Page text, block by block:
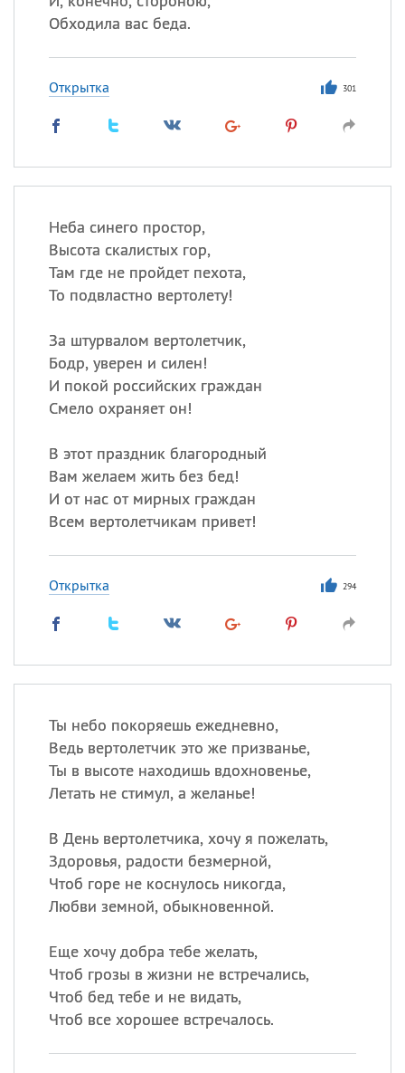
Обходила вас беда.
Открытка 301
Неба синего простор,
Высота скалистых гор,
Там где не пройдет пехота,
То подвластно вертолету!
За штурвалом вертолетчик,
Бодр, уверен и силен!
И покой российских граждан
Смело охраняет он!
В этот праздник благородный
Вам желаем жить без бед!
И от нас от мирных граждан
Всем вертолетчикам привет!
Открытка 294
Ты небо покоряешь ежедневно,
Ведь вертолетчик это же призванье,
Ты в высоте находишь вдохновенье,
Летать не стимул, а желанье!
В День вертолетчика, хочу я пожелать,
Здоровья, радости безмерной,
Чтоб горе не коснулось никогда,
Любви земной, обыкновенной.
Еще хочу добра тебе желать,
Чтоб грозы в жизни не встречались,
Чтоб бед тебе и не видать,
Чтоб все хорошее встречалось.